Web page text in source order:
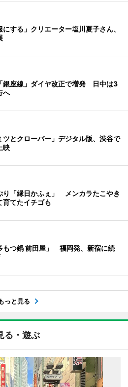
にする」クリエーター塩川夏子さん、
銀座線」ダイヤ改正で増発 日中は3
へ
ツとクローバー」デジタル版、渋谷で
映
り「縁日かふぇ」 メンカラたこやき
育てたイチゴも
もつ鍋 前田屋」 福岡発、新宿に続
っと見る
る・遊ぶ